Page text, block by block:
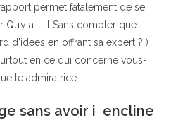
permet fatalement de se
a-t-il Sans compter que
d’idees en offrant sa expert ? )
en ce qui concerne vous-
admiratrice
sans avoir i encline